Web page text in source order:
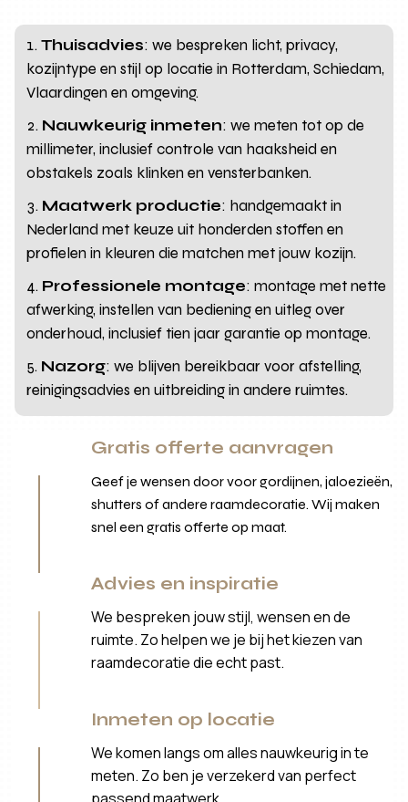
Thuisadvies: we bespreken licht, privacy,
kozijntype en stijl op locatie in Rotterdam, Schiedam,
Vlaardingen en omgeving.
Nauwkeurig inmeten: we meten tot op de
millimeter, inclusief controle van haaksheid en
obstakels zoals klinken en vensterbanken.
Maatwerk productie: handgemaakt in
Nederland met keuze uit honderden stoffen en
profielen in kleuren die matchen met jouw kozijn.
Professionele montage: montage met nette
afwerking, instellen van bediening en uitleg over
onderhoud, inclusief tien jaar garantie op montage.
Nazorg: we blijven bereikbaar voor afstelling,
reinigingsadvies en uitbreiding in andere ruimtes.
Gratis offerte aanvragen
Geef je wensen door voor gordijnen, jaloezieën,
shutters of andere raamdecoratie. Wij maken
snel een gratis offerte op maat.
Advies en inspiratie
We bespreken jouw stijl, wensen en de
ruimte. Zo helpen we je bij het kiezen van
raamdecoratie die echt past.
Inmeten op locatie
We komen langs om alles nauwkeurig in te
meten. Zo ben je verzekerd van perfect
passend maatwerk.